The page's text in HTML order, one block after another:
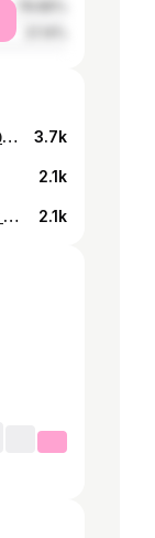
1st and 2nd trip overhead TAG @ohlaybrand @atlasco.online 3.7k
2.1k
school aint stopping the grind fr @chilliscootersglobal ❤️ TAG @sscproscooter 2.1k